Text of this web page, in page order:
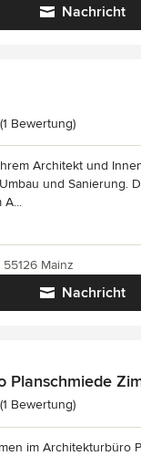
Nachricht
5 von 5
(1 Bewertung)
Architekt und
und Sanierung.
A...
Nachricht
55126 Mainz
Planschmiede
5 von 5
(1 Bewertung)
im Architekturbüro